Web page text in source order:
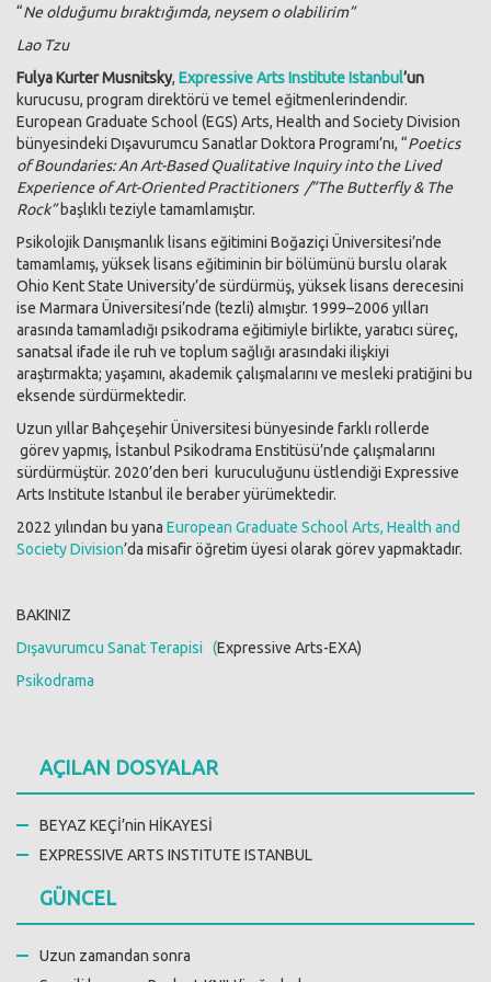
“Ne olduğumu bıraktığımda, neysem o olabilirim”
Lao Tzu
Fulya Kurter Musnitsky, Expressive Arts Institute Istanbul’un
kurucusu, program direktörü ve temel eğitmenlerindendir.
European Graduate School (EGS) Arts, Health and Society Division
bünyesindeki Dışavurumcu Sanatlar Doktora Programı’nı, “Poetics
of Boundaries: An Art-Based Qualitative Inquiry into the Lived
Experience of Art-Oriented Practitioners /”The Butterfly & The
Rock” başlıklı teziyle tamamlamıştır.
Psikolojik Danışmanlık lisans eğitimini Boğaziçi Üniversitesi’nde
tamamlamış, yüksek lisans eğitiminin bir bölümünü burslu olarak
Ohio Kent State University’de sürdürmüş, yüksek lisans derecesini
ise Marmara Üniversitesi’nde (tezli) almıştır. 1999–2006 yılları
arasında tamamladığı psikodrama eğitimiyle birlikte, yaratıcı süreç,
sanatsal ifade ile ruh ve toplum sağlığı arasındaki ilişkiyi
araştırmakta; yaşamını, akademik çalışmalarını ve mesleki pratiğini bu
eksende sürdürmektedir.
Uzun yıllar Bahçeşehir Üniversitesi bünyesinde farklı rollerde
görev yapmış, İstanbul Psikodrama Enstitüsü’nde çalışmalarını
sürdürmüştür. 2020’den beri kuruculuğunu üstlendiği Expressive
Arts Institute Istanbul ile beraber yürümektedir.
2022 yılından bu yana European Graduate School Arts, Health and
Society Division’da misafir öğretim üyesi olarak görev yapmaktadır.
BAKINIZ
Dışavurumcu Sanat Terapisi (Expressive Arts-EXA)
Psikodrama
AÇILAN DOSYALAR
BEYAZ KEÇİ’nin HİKAYESİ
EXPRESSIVE ARTS INSTITUTE ISTANBUL
GÜNCEL
Uzun zamandan sonra